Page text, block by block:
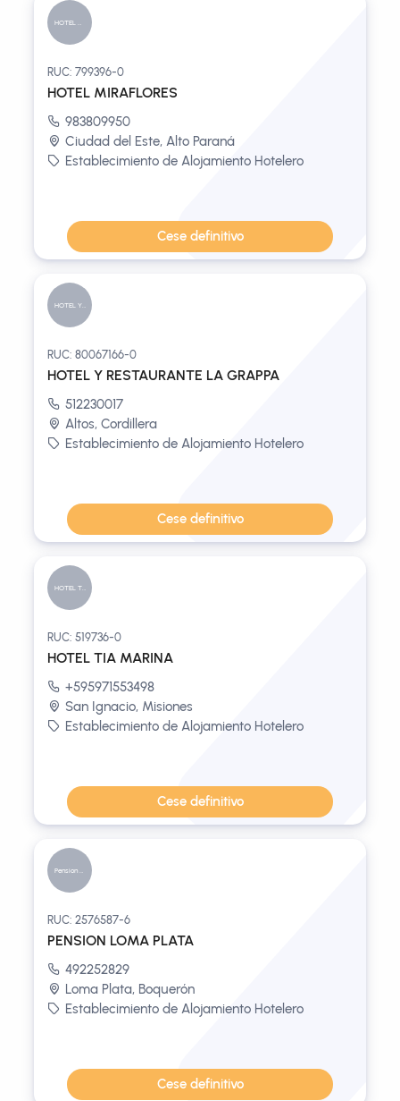
RUC: 799396-0
HOTEL MIRAFLORES
983809950
Ciudad del Este, Alto Paraná
Establecimiento de Alojamiento Hotelero
Cese definitivo
HOTEL Y RE...
RUC: 80067166-0
HOTEL Y RESTAURANTE LA GRAPPA
512230017
Altos, Cordillera
Establecimiento de Alojamiento Hotelero
Cese definitivo
HOTEL TIA...
RUC: 519736-0
HOTEL TIA MARINA
+595971553498
San Ignacio, Misiones
Establecimiento de Alojamiento Hotelero
Cese definitivo
RUC: 2576587-6
PENSION LOMA PLATA
492252829
Loma Plata, Boquerón
Establecimiento de Alojamiento Hotelero
Cese definitivo